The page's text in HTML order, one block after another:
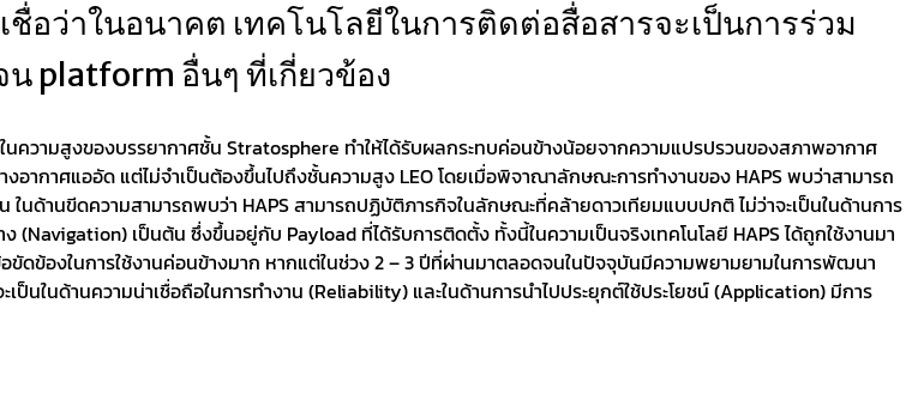
อว่าในอนาคต เทคโนโลยีในการติดต่อสื่อสารจะเป็นการร่วม
platform อื่นๆ ที่เกี่ยวข้อง
ความสูงของบรรยากาศชั้น Stratosphere ทำให้ได้รับผลกระทบค่อนข้างน้อยจากความแปรปรวนของสภาพอากาศ
ากาศแออัด แต่ไม่จำเป็นต้องขึ้นไปถึงชั้นความสูง LEO โดยเมื่อพิจาณาลักษณะการทำงานของ HAPS พบว่าสามารถ
นด้านขีดความสามารถพบว่า HAPS สามารถปฏิบัติภารกิจในลักษณะที่คล้ายดาวเทียมแบบปกติ ไม่ว่าจะเป็นในด้านการ
เป็นต้น ซึ่งขึ้นอยู่กับ Payload ที่ได้รับการติดตั้ง ทั้งนี้ในความเป็นจริงเทคโนโลยี HAPS ได้ถูกใช้งานมา
ขัดข้องในการใช้งานค่อนข้างมาก หากแต่ในช่วง 2 – 3 ปีที่ผ่านมาตลอดจนในปัจจุบันมีความพยามยามในการพัฒนา
นในด้านความน่าเชื่อถือในการทำงาน (Reliability) และในด้านการนำไปประยุกต์ใช้ประโยชน์ (Application) มีการ